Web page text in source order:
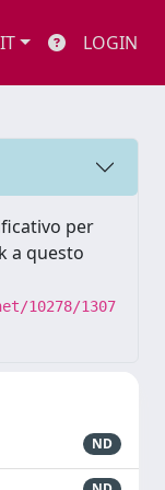
IT LOGIN
per
a questo
10278/1307
ND